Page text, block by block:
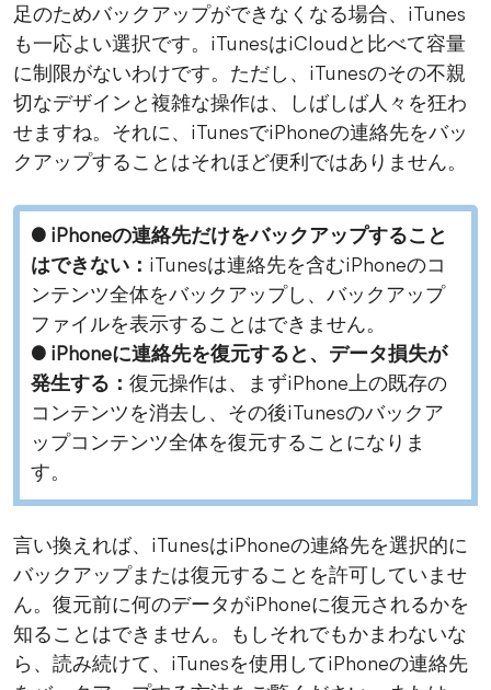
足のためバックアップができなくなる場合、iTunes
も一応よい選択です。iTunesはiCloudと比べて容量
に制限がないわけです。ただし、iTunesのその不親
切なデザインと複雑な操作は、しばしば人々を狂わ
せますね。それに、iTunesでiPhoneの連絡先をバッ
クアップすることはそれほど便利ではありません。
● iPhoneの連絡先だけをバックアップすること
はできない： iTunesは連絡先を含むiPhoneのコ
ンテンツ全体をバックアップし、バックアップ
ファイルを表示することはできません。
● iPhoneに連絡先を復元すると、データ損失が
発生する： 復元操作は、まずiPhone上の既存の
コンテンツを消去し、その後iTunesのバックア
ップコンテンツ全体を復元することになりま
す。
言い換えれば、iTunesはiPhoneの連絡先を選択的に
バックアップまたは復元することを許可していませ
ん。復元前に何のデータがiPhoneに復元されるかを
知ることはできません。もしそれでもかまわないな
ら、読み続けて、iTunesを使用してiPhoneの連絡先